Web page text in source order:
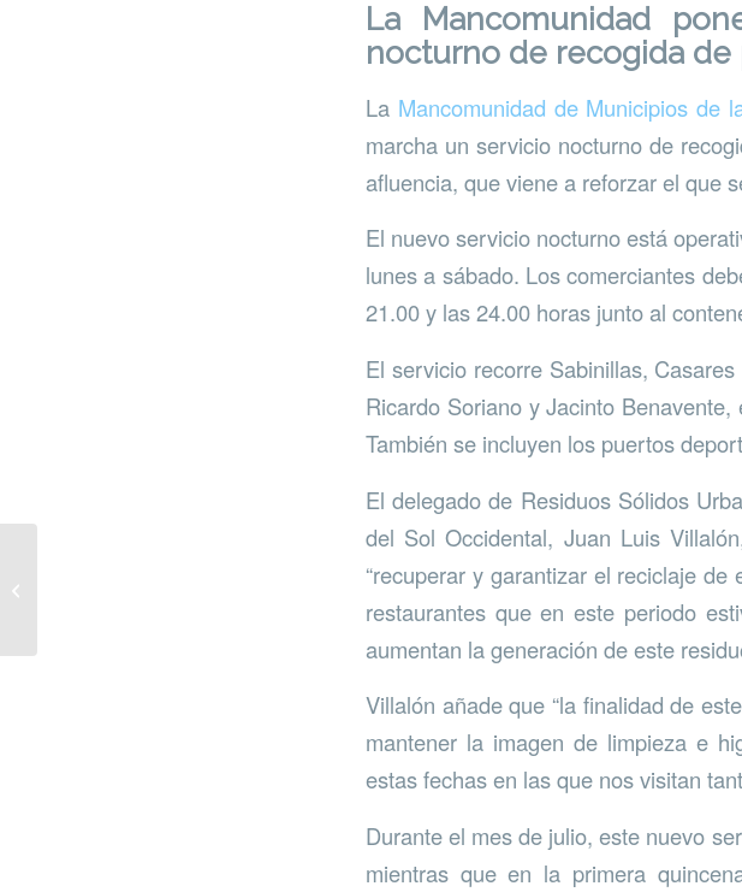
La Mancomunidad
nocturno de recogida
La Mancomunidad de Municipios de
marcha un servicio nocturno de
afluencia, que viene a reforzar el que
El nuevo servicio nocturno está
lunes a sábado. Los comerciantes
21.00 y las 24.00 horas junto al
El servicio recorre Sabinillas,
Ricardo Soriano y Jacinto
También se incluyen los puertos
El delegado de Residuos Sólidos
del Sol Occidental, Juan Luis
“recuperar y garantizar el reciclaje
restaurantes que en este periodo
aumentan la generación de este
Villalón añade que “la finalidad de
mantener la imagen de limpieza e
estas fechas en las que nos visitan
Durante el mes de julio, este nuevo
mientras que en la primera